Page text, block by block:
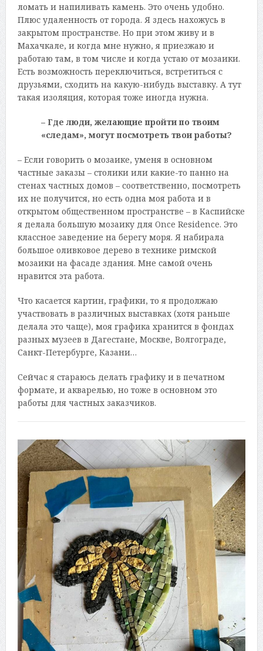
ломать и напиливать камень. Это очень удобно.
Плюс удаленность от города. Я здесь нахожусь в
закрытом пространстве. Но при этом живу и в
Махачкале, и когда мне нужно, я приезжаю и
работаю там, в том числе и когда устаю от мозаики.
Есть возможность переключиться, встретиться с
друзьями, сходить на какую-нибудь выставку. А тут
такая изоляция, которая тоже иногда нужна.
– Где люди, желающие пройти по твоим
«следам», могут посмотреть твои работы?
– Если говорить о мозаике, уменя в основном
частные заказы – столики или какие-то панно на
стенах частных домов – соответственно, посмотреть
их не получится, но есть одна моя работа и в
открытом общественном пространстве – в Каспийске
я делала большую мозаику для Once Residence. Это
классное заведение на берегу моря. Я набирала
большое оливковое дерево в технике римской
мозаики на фасаде здания. Мне самой очень
нравится эта работа.
Что касается картин, графики, то я продолжаю
участвовать в различных выставках (хотя раньше
делала это чаще), моя графика хранится в фондах
разных музеев в Дагестане, Москве, Волгограде,
Санкт-Петербурге, Казани…
Сейчас я стараюсь делать графику и в печатном
формате, и акварелью, но тоже в основном это
работы для частных заказчиков.